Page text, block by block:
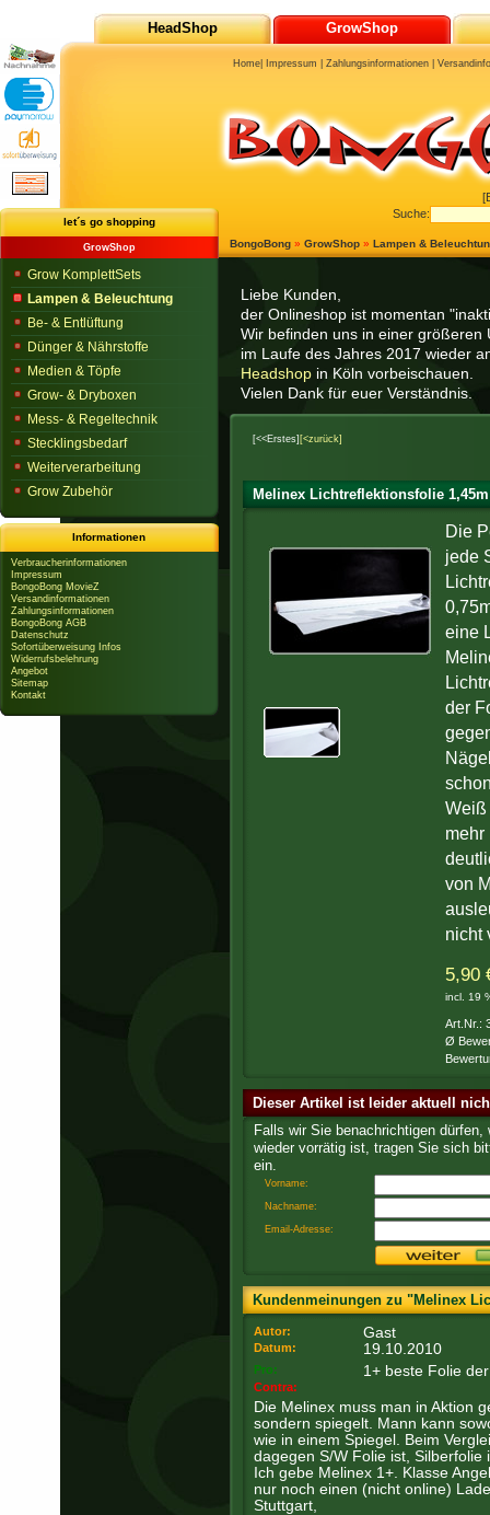
Liebe Kunden,
der Onlineshop ist momentan
Wir befinden uns in einer größeren
im Laufe des Jahres 2017 wieder
Headshop in Köln vorbeischauen.
Vielen Dank für euer Verständnis.
[<<Erstes] [<zurück]
Melinex Lichtreflektionsfolie
Die
jede
eine
der
Weiß
mehr
von
nicht
5,90
incl. 19
Art.Nr.:
Ø
Dieser Artikel ist leider aktuell
Falls wir Sie benachrichtigen dürfen,
wieder vorrätig ist, tragen Sie sich
ein.
Vorname:
Nachname:
Email-Adresse:
Kundenmeinungen zu "Melinex
Autor: Gast
Datum: 19.10.2010
Pro: 1+ beste Folie
Contra:
Die Melinex muss man in Aktion
sondern spiegelt. Mann kann
wie in einem Spiegel. Beim
dagegen S/W Folie ist,
Ich gebe Melinex 1+. Klasse
nur noch einen (nicht online)
Stuttgart,
BongoBong » GrowShop » Lampen &
let´s go shopping
GrowShop
Grow KomplettSets
Lampen & Beleuchtung
Be- & Entlüftung
Dünger & Nährstoffe
Medien & Töpfe
Grow- & Dryboxen
Mess- & Regeltechnik
Stecklingsbedarf
Weiterverarbeitung
Grow Zubehör
Informationen
Verbraucherinformationen
Impressum
BongoBong MovieZ
Versandinformationen
Zahlungsinformationen
BongoBong AGB
Datenschutz
Sofortüberweisung Infos
Widerrufsbelehrung
Angebot
Sitemap
Kontakt
HeadShop GrowShop
Suche:
Home Impressum |Zahlungsinformationen |